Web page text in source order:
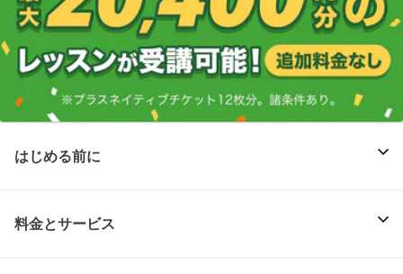
はじめる前に
料金とサービス